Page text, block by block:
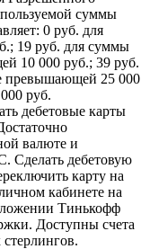
суммы
0 руб. для
19 руб. для суммы
10 000 руб.; 39 руб.
превышающей 25 000
руб.
дебетовые карты
валюте и
Сделать дебетовую
карту на
кабинете на
Тинькофф
Доступны счета